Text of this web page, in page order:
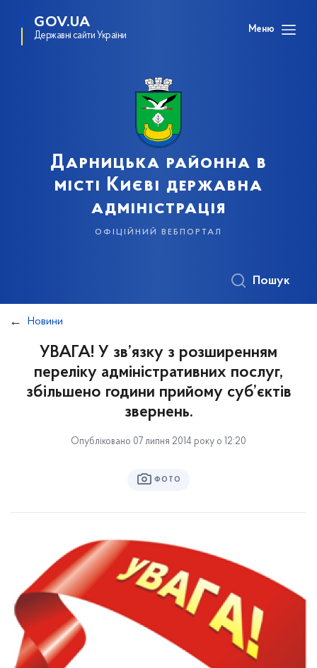
GOV.UA
Державні сайти України
Меню
Дарницька районна в
місті Києві державна
адміністрація
офіційний вебпортал
Пошук
Новини
УВАГА! У зв’язку з розширенням
переліку адміністративних послуг,
збільшено години прийому суб’єктів
звернень.
Опубліковано 07 липня 2014 року о 12:20
ФОТО